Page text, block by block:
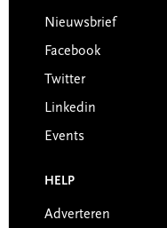
Nieuwsbrief
Facebook
Twitter
Linkedin
Events
HELP
Adverteren